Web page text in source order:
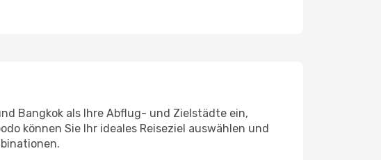
Bangkok als Ihre Abflug- und Zielstädte ein,
können Sie Ihr ideales Reiseziel auswählen und